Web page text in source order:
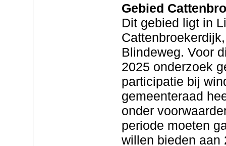
Gebied
Dit gebied ligt in
Blindeweg. Voor
2025 onderzoek
participatie bij
gemeenteraad
onder
periode moeten
willen bieden aan